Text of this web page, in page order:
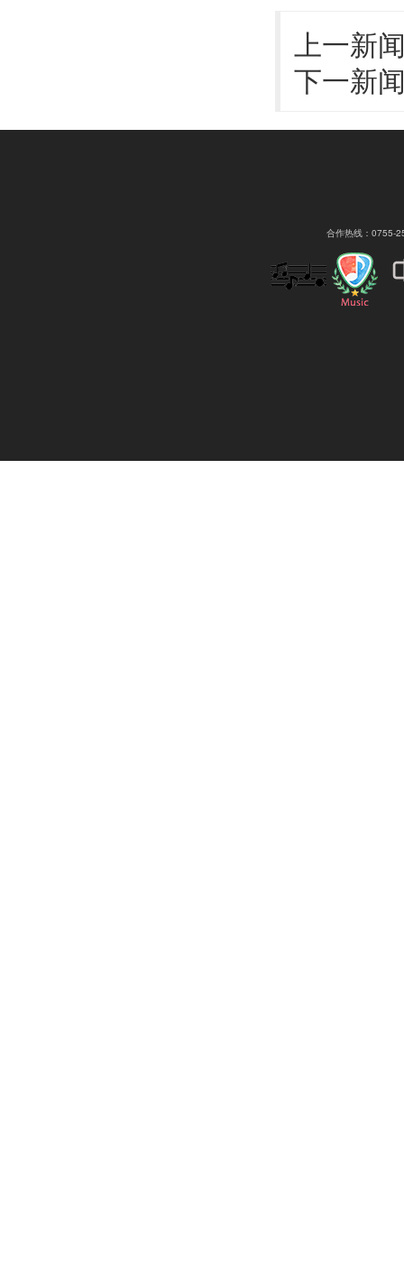
上一新
下一新
合作热线：0755-